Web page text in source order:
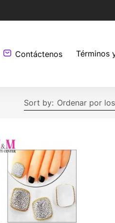
Contáctenos Términos
Sort by: Ordenar por